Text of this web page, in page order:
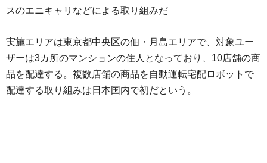
スのエニキャリなどによる取り組みだ
実施エリアは東京都中央区の佃・月島エリアで、対象ユー
ザーは3カ所のマンションの住人となっており、10店舗の商
品を配達する。複数店舗の商品を自動運転宅配ロボットで
配達する取り組みは日本国内で初だという。